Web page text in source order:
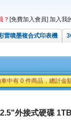
？ [免費加入會員] 加入我
雷噴墨複合式印表機
中有 0 件商品，總計金
外接式硬碟